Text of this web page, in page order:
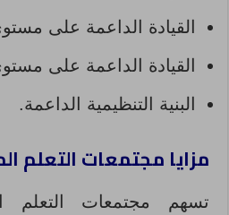
القيادة الداعمة على
القيادة الداعمة على
البنية التنظيمية الداعمة.
مزايا مجتمعات التعلم
تسهم مجتمعات التعلم